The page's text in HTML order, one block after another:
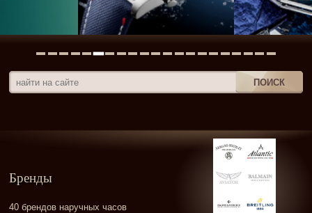
Бренды
40 брендов наручных часов